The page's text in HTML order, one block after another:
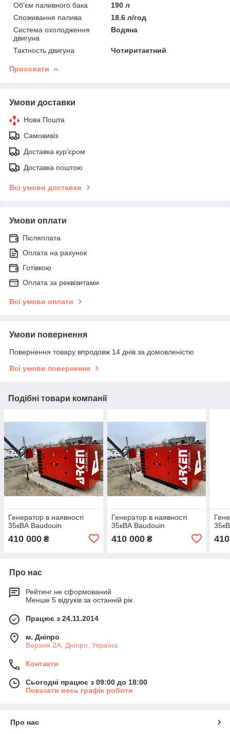
Об'єм паливного бака
190 л
Споживання палива
18.6 л/год
Система охолодження
двигуна
Водяна
Тактность двигуна Чотиритактний
Приховати
Умови доставки
Нова Пошта
Самовивіз
Доставка кур'єром
Доставка поштою
Всі умови доставки
Умови оплати
Післяплата
Оплата на рахунок
Готівкою
Оплата за реквізитами
Всі умови оплати
Умови повернення
Повернення товару впродовж 14 днів за домовленістю
Всі умови повернення
Подібні товари компанії
Генератор в наявності
35кВА Baudouin
410 000 ₴
Генератор в наявності
35кВА Baudouin
410 000₴
Про нас
Рейтинг не сформований
Менше 5 відгуків за останній рік
Працює з 24.11.2014
м. Дніпро
Верхня 2А, Дніпро, Україна
Контакти
Сьогодні працює з 09:00 до 18:00
Показати весь графік роботи
Про нас